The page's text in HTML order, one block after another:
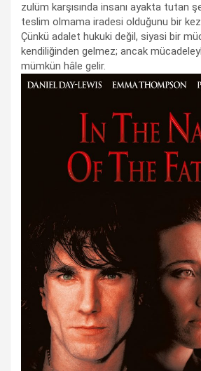
zulüm karşısında insanı ayakta tutan
teslim olmama iradesi olduğunu bir
Çünkü adalet hukuki değil, siyasi bir
kendiliğinden gelmez; ancak
mümkün hâle gelir.